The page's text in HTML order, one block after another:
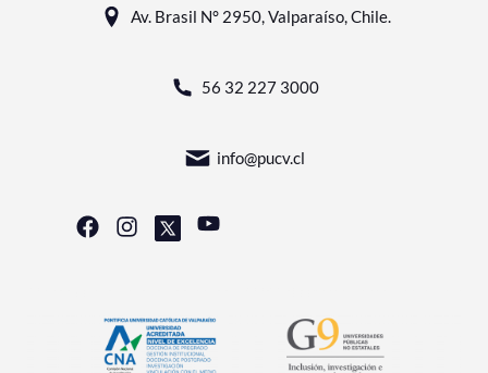
Av. Brasil N° 2950, Valparaíso, Chile.
56 32 227 3000
info@pucv.cl